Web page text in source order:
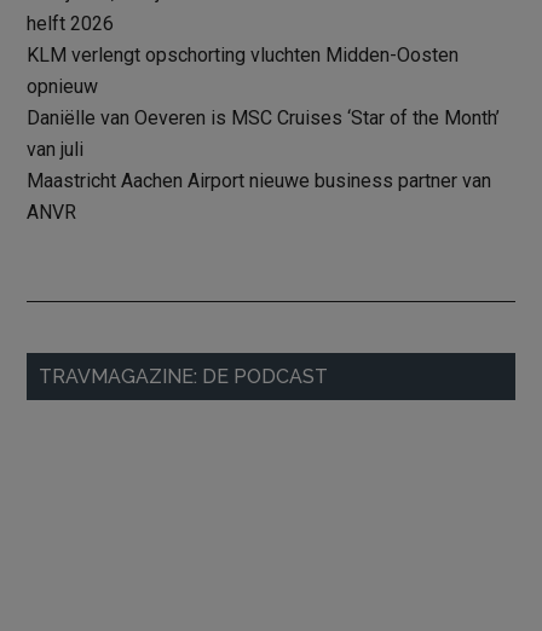
helft 2026
KLM verlengt opschorting vluchten Midden-Oosten
opnieuw
Daniëlle van Oeveren is MSC Cruises ‘Star of the Month’
van juli
Maastricht Aachen Airport nieuwe business partner van
ANVR
Primaire
Sidebar
TRAVMAGAZINE: DE PODCAST